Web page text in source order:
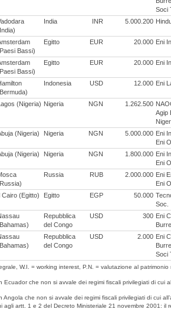
W.I. = working interest, P.N. = valutazione al
Ecuador che non si avvale dei regimi fiscali privilegiati di cui
Angola che non si avvale dei regimi fiscali privilegiati di cui
agli artt. 1 e 2 del Decreto Ministeriale 21 novembre 2001:
Soci
India INR 5.000.200
Bassi)
Egitto EUR 20.000 Eni
Bassi)
Egitto EUR 20.000 Eni
Indonesia USD 12.000 Eni
(Nigeria) Nigeria NGN 1.262.500
Agip
(Nigeria) Nigeria NGN 5.000.000 Eni
Eni
(Nigeria) Nigeria NGN 1.800.000 Eni
Eni
Russia RUB 2.000.000 Eni
Eni
Cairo (Egitto) Egitto EGP 50.000
Soc.
Repubblica
del Congo
USD 300 Eni
Repubblica
del Congo
USD 2.000 Eni
Soci